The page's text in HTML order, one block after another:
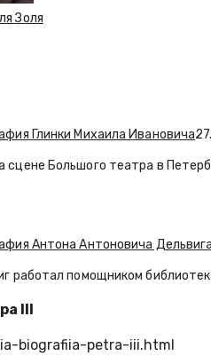
Золя
Глинки Михаила Ивановича
сцене Большого театра в
Антона Антоновича
работал помощником
III
biografiia-petra-iii.html